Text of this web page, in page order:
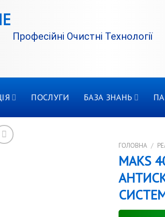
Професійні Очистні Технології
ПОСЛУГИ БАЗА ЗНАНЬ
ГОЛОВНА /
MAKS